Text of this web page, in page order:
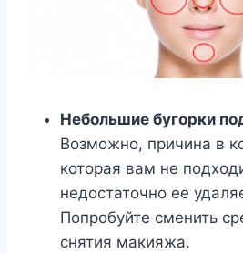
Небольшие бугорки
Возможно, причина в
которая вам не
недостаточно ее
Попробуйте сменить
снятия макияжа.